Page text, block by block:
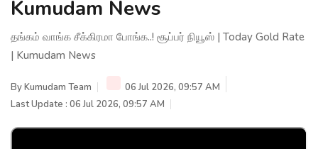
Kumudam News
தங்கம் வாங்க சீக்கிரமா போங்க..! சூப்பர் நியூஸ் | Today Gold Rate
| Kumudam News
ByKumudam Team
06 Jul 2026, 09:57 AM
Last Update : 06 Jul 2026, 09:57 AM